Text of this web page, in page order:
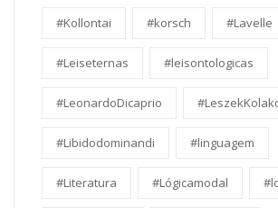
#Kollontai #korsch #Lavelle
#Leiseternas #leisontologicas
#LeonardoDicaprio
#Libidodominandi #linguagem
#Literatura #Lógicamodal